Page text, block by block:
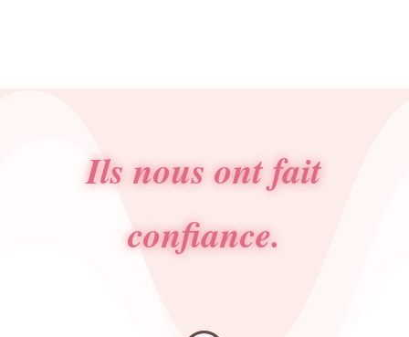
Ils nous ont fait
confiance.